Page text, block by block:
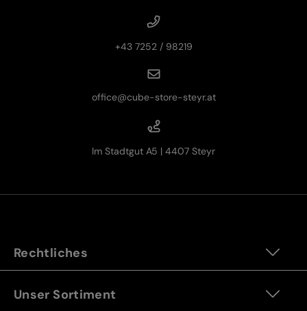
+43 7252 / 98219
office@cube-store-steyr.at
Im Stadtgut A5 | 4407 Steyr
Rechtliches
Unser Sortiment